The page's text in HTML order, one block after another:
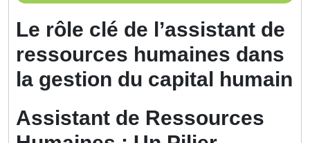
mars
Le rôle clé de l’assistant de
ressources humaines dans
la gestion du capital humain
Assistant de Ressources